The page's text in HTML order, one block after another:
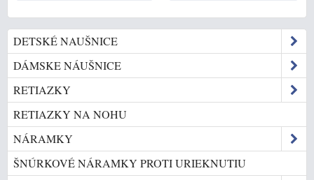
DETSKÉ NAUŠNICE
DÁMSKE NÁUŠNICE
RETIAZKY
RETIAZKY NA NOHU
NÁRAMKY
ŠNÚRKOVÉ NÁRAMKY PROTI URIEKNUTIU